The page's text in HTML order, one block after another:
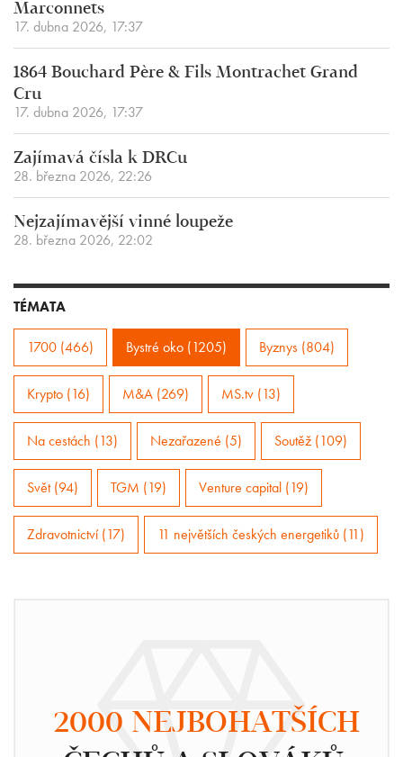
Marconnets
17. dubna 2026, 17:37
1864 Bouchard Père & Fils Montrachet Grand
Cru
17. dubna 2026, 17:37
Zajímavá čísla k DRCu
28. března 2026, 22:26
Nejzajímavější vinné loupeže
28. března 2026, 22:02
TÉMATA
1700 (466) Bystré oko (1205) Byznys (804)
Krypto (16) M&A (269) MS.tv (13)
Na cestách (13) Nezařazené (5) Soutěž (109)
Svět (94) TGM (19) Venture capital (19)
Zdravotnictví (17) 11 největších českých energetiků (11)
2000 NEJBOHATŠÍCH